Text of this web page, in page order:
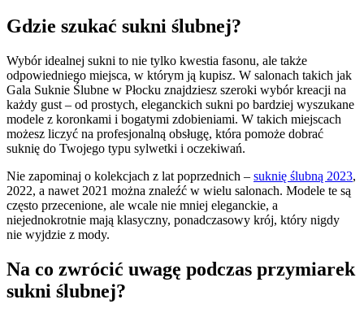
Gdzie szukać sukni ślubnej?
Wybór idealnej sukni to nie tylko kwestia fasonu, ale także
odpowiedniego miejsca, w którym ją kupisz. W salonach takich jak
Gala Suknie Ślubne w Płocku znajdziesz szeroki wybór kreacji na
każdy gust – od prostych, eleganckich sukni po bardziej wyszukane
modele z koronkami i bogatymi zdobieniami. W takich miejscach
możesz liczyć na profesjonalną obsługę, która pomoże dobrać
suknię do Twojego typu sylwetki i oczekiwań.
Nie zapominaj o kolekcjach z lat poprzednich – suknię ślubną 2023,
2022, a nawet 2021 można znaleźć w wielu salonach. Modele te są
często przecenione, ale wcale nie mniej eleganckie, a
niejednokrotnie mają klasyczny, ponadczasowy krój, który nigdy
nie wyjdzie z mody.
Na co zwrócić uwagę podczas przymiarek
sukni ślubnej?